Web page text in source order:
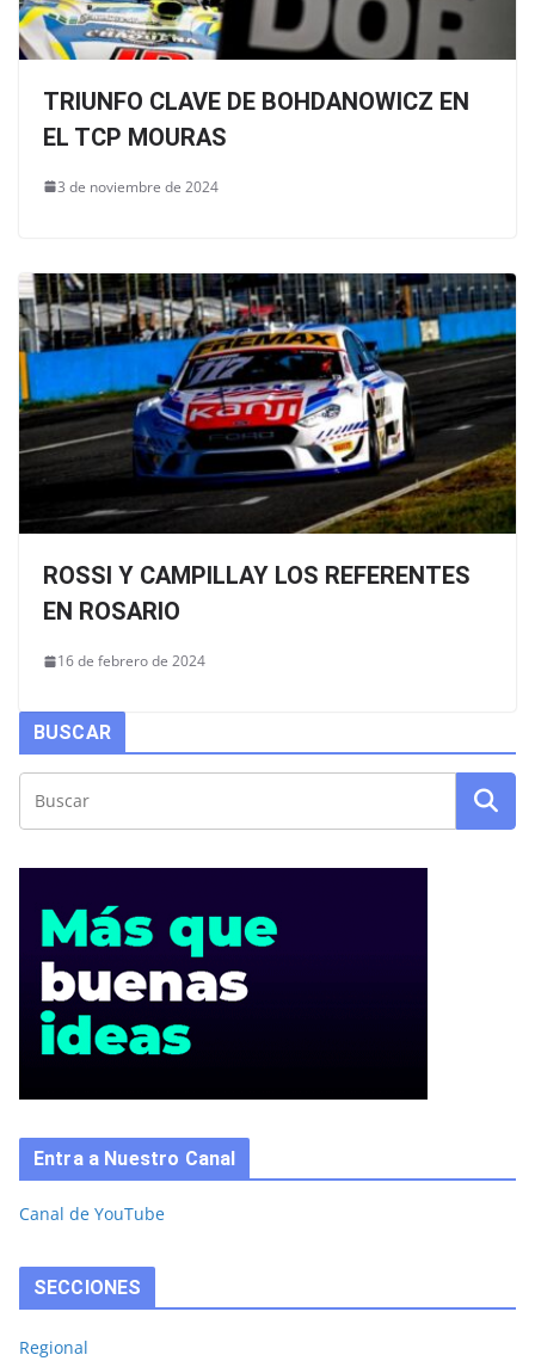
TRIUNFO CLAVE DE BOHDANOWICZ EN
EL TCP MOURAS
3 de noviembre de 2024
ROSSI Y CAMPILLAY LOS REFERENTES
EN ROSARIO
16 de febrero de 2024
BUSCAR
Entra a Nuestro Canal
Canal de YouTube
SECCIONES
Regional